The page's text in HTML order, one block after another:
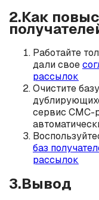
2.Как
Работайте
дали свое
рассылок
Очистите
сервис СМС-
баз
рассылок
3.Вывод